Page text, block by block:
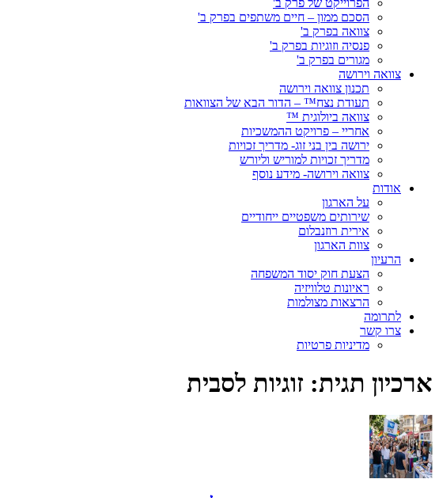
הסכם ממון – חיים משתפים בפרק ב'
צוואה בפרק ב'
פנסיה וזוגיות בפרק ב'
מגורים בפרק ב'
צוואה וירושה
תכנון צוואה וירושה
תעודת נצח™ – הדור הבא של הצוואות
צוואה ביולוגית ™
אחריי – פרויקט ההמשכיות
ירושה בין בני זוג- מדריך זכויות
מדריך זכויות למוריש וליורש
צוואה וירושה- מידע נוסף
אודות
על הארגון
שירותים משפטיים ייחודיים
אירית רוזנבלום
צוות הארגון
הרעיון
הצעת חוק יסוד המשפחה
ראיונות טלוויזיה
הרצאות מצולמות
לתרומה
צרו קשר
מדיניות פרטיות
ארכיון תגית: זוגיות לסבית